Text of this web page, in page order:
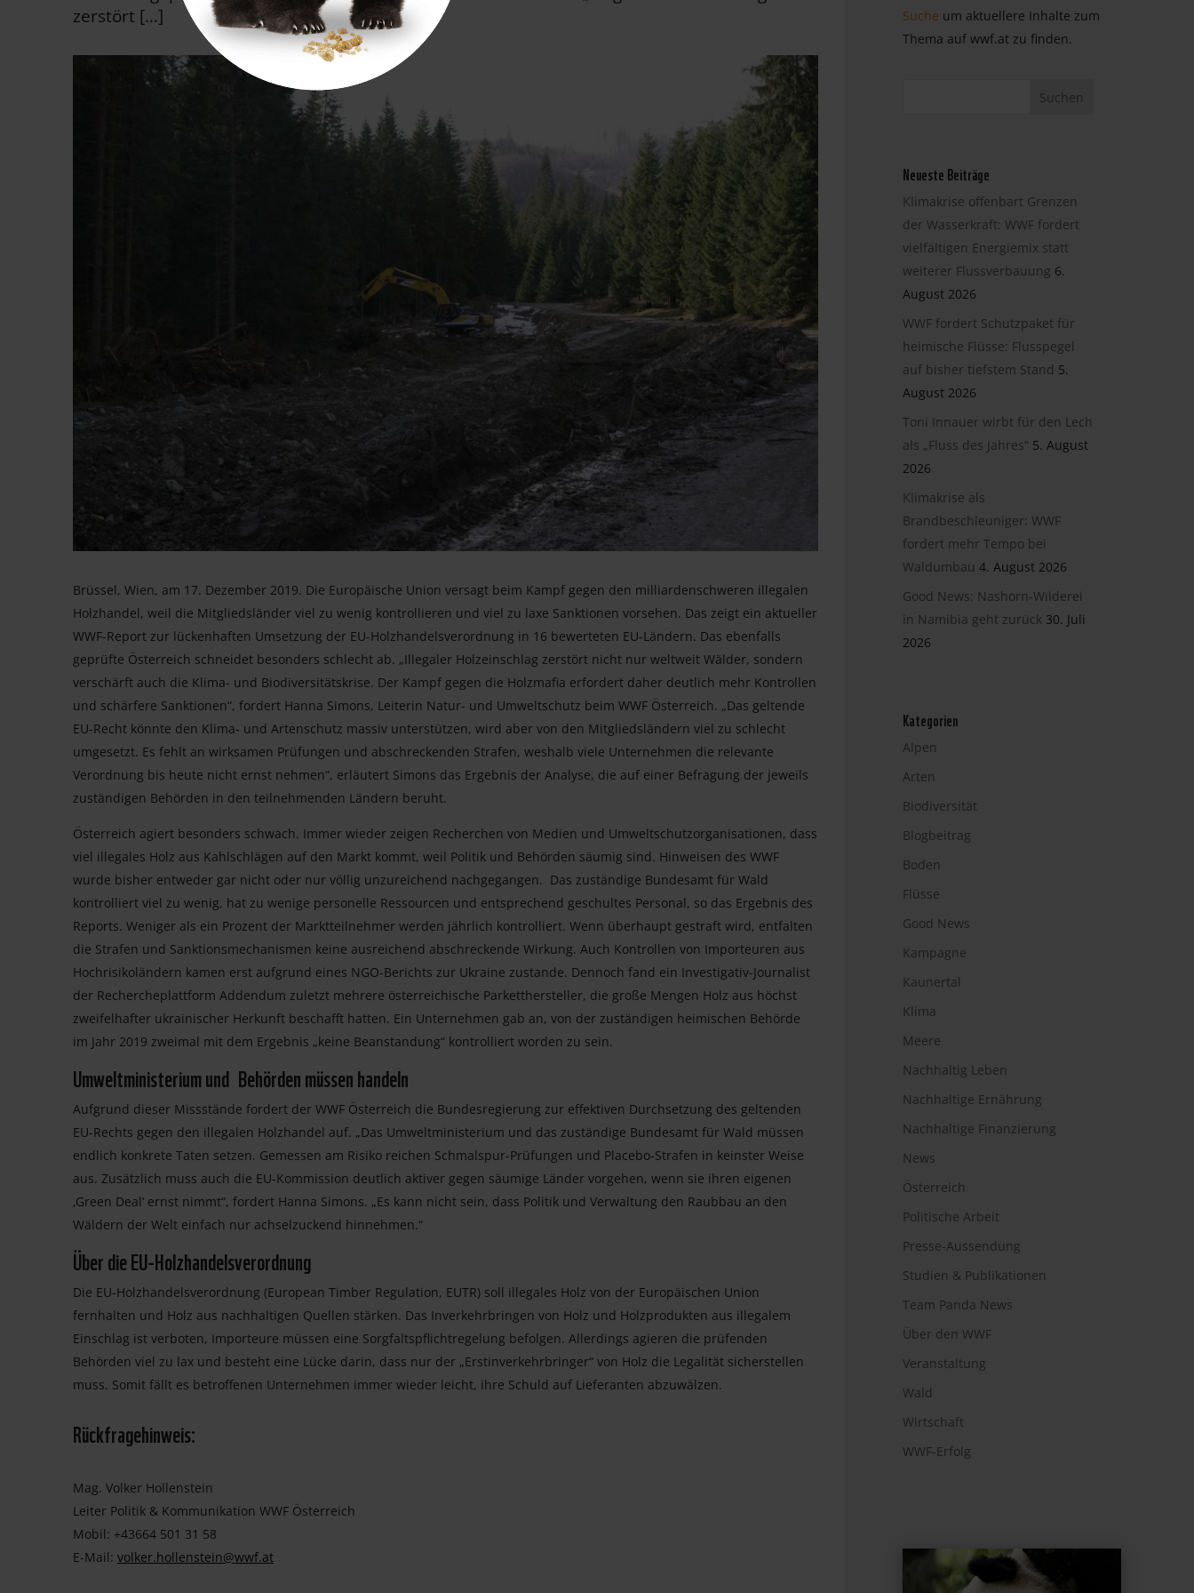
zerstört […]
Brüssel, Wien, am 17. Dezember 2019. Die Europäische Union versagt beim Kampf gegen den milliardenschweren illegalen
Holzhandel, weil die Mitgliedsländer viel zu wenig kontrollieren und viel zu laxe Sanktionen vorsehen. Das zeigt ein aktueller
WWF-Report zur lückenhaften Umsetzung der EU-Holzhandelsverordnung in 16 bewerteten EU-Ländern. Das ebenfalls
geprüfte Österreich schneidet besonders schlecht ab. „Illegaler Holzeinschlag zerstört nicht nur weltweit Wälder, sondern
verschärft auch die Klima- und Biodiversitätskrise. Der Kampf gegen die Holzmafia erfordert daher deutlich mehr Kontrollen
und schärfere Sanktionen“, fordert Hanna Simons, Leiterin Natur- und Umweltschutz beim WWF Österreich. „Das geltende
EU-Recht könnte den Klima- und Artenschutz massiv unterstützen, wird aber von den Mitgliedsländern viel zu schlecht
umgesetzt. Es fehlt an wirksamen Prüfungen und abschreckenden Strafen, weshalb viele Unternehmen die relevante
Verordnung bis heute nicht ernst nehmen“, erläutert Simons das Ergebnis der Analyse, die auf einer Befragung der jeweils
zuständigen Behörden in den teilnehmenden Ländern beruht.
Österreich agiert besonders schwach. Immer wieder zeigen Recherchen von Medien und Umweltschutzorganisationen, dass
viel illegales Holz aus Kahlschlägen auf den Markt kommt, weil Politik und Behörden säumig sind. Hinweisen des WWF
wurde bisher entweder gar nicht oder nur völlig unzureichend nachgegangen. Das zuständige Bundesamt für Wald
kontrolliert viel zu wenig, hat zu wenige personelle Ressourcen und entsprechend geschultes Personal, so das Ergebnis des
Reports. Weniger als ein Prozent der Marktteilnehmer werden jährlich kontrolliert. Wenn überhaupt gestraft wird, entfalten
die Strafen und Sanktionsmechanismen keine ausreichend abschreckende Wirkung. Auch Kontrollen von Importeuren aus
Hochrisikoländern kamen erst aufgrund eines NGO-Berichts zur Ukraine zustande. Dennoch fand ein Investigativ-Journalist
der Rechercheplattform Addendum zuletzt mehrere österreichische Parketthersteller, die große Mengen Holz aus höchst
zweifelhafter ukrainischer Herkunft beschafft hatten. Ein Unternehmen gab an, von der zuständigen heimischen Behörde
im Jahr 2019 zweimal mit dem Ergebnis „keine Beanstandung“ kontrolliert worden zu sein.
Umweltministerium und Behörden müssen handeln
Aufgrund dieser Missstände fordert der WWF Österreich die Bundesregierung zur effektiven Durchsetzung des geltenden
EU-Rechts gegen den illegalen Holzhandel auf. „Das Umweltministerium und das zuständige Bundesamt für Wald müssen
endlich konkrete Taten setzen. Gemessen am Risiko reichen Schmalspur-Prüfungen und Placebo-Strafen in keinster Weise
aus. Zusätzlich muss auch die EU-Kommission deutlich aktiver gegen säumige Länder vorgehen, wenn sie ihren eigenen
‚Green Deal‘ ernst nimmt“, fordert Hanna Simons. „Es kann nicht sein, dass Politik und Verwaltung den Raubbau an den
Wäldern der Welt einfach nur achselzuckend hinnehmen.“
Über die EU-Holzhandelsverordnung
Die EU-Holzhandelsverordnung (European Timber Regulation, EUTR) soll illegales Holz von der Europäischen Union
fernhalten und Holz aus nachhaltigen Quellen stärken. Das Inverkehrbringen von Holz und Holzprodukten aus illegalem
Einschlag ist verboten, Importeure müssen eine Sorgfaltspflichtregelung befolgen. Allerdings agieren die prüfenden
Behörden viel zu lax und besteht eine Lücke darin, dass nur der „Erstinverkehrbringer“ von Holz die Legalität sicherstellen
muss. Somit fällt es betroffenen Unternehmen immer wieder leicht, ihre Schuld auf Lieferanten abzuwälzen.
Rückfragehinweis:
Mag. Volker Hollenstein
Leiter Politik & Kommunikation WWF Österreich
Mobil: +43664 501 31 58
E-Mail: volker.hollenstein@wwf.at
Suche um aktuellere Inhalte zum
Thema auf wwf.at zu finden.
Neueste Beiträge
Klimakrise offenbart Grenzen
der Wasserkraft: WWF fordert
vielfältigen Energiemix statt
weiterer Flussverbauung 6.
August 2026
WWF fordert Schutzpaket für
heimische Flüsse: Flusspegel
auf bisher tiefstem Stand 5.
August 2026
Toni Innauer wirbt für den Lech
als „Fluss des Jahres“ 5. August
2026
Klimakrise als
Brandbeschleuniger: WWF
fordert mehr Tempo bei
Waldumbau 4. August 2026
Good News: Nashorn-Wilderei
in Namibia geht zurück 30. Juli
2026
Kategorien
Alpen
Arten
Biodiversität
Blogbeitrag
Boden
Flüsse
Good News
Kampagne
Kaunertal
Klima
Meere
Nachhaltig Leben
Nachhaltige Ernährung
Nachhaltige Finanzierung
News
Österreich
Politische Arbeit
Presse-Aussendung
Studien & Publikationen
Team Panda News
Über den WWF
Veranstaltung
Wald
Wirtschaft
WWF-Erfolg